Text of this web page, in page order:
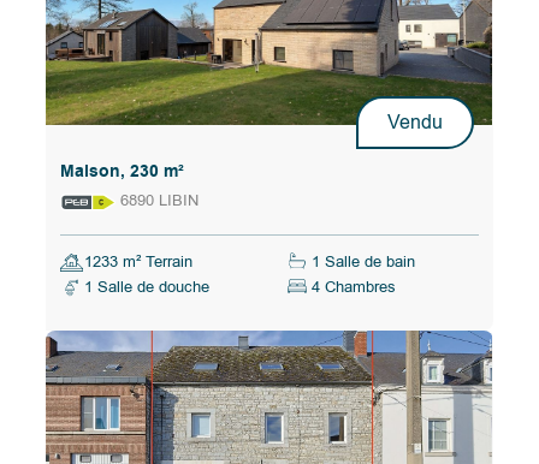
Vendu
Maison, 230 m²
6890 LIBIN
1233 m² Terrain
1 Salle de bain
1 Salle de douche
4 Chambres